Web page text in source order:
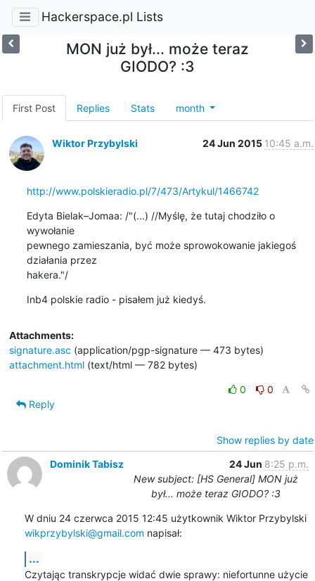
Hackerspace.pl Lists
MON już był... może teraz
GIODO? :3
First Post Replies Stats month
Wiktor Przybylski 24 Jun 2015 10:45 a.m.
http://www.polskieradio.pl/7/473/Artykul/1466742
Edyta Bielak–Jomaa: /"(...) //Myślę, że tutaj chodziło o
wywołanie
pewnego zamieszania, być może sprowokowanie jakiegoś
działania przez
hakera."/
Inb4 polskie radio - pisałem już kiedyś.
Attachments:
signature.asc (application/pgp-signature — 473 bytes)
attachment.html(text/html — 782 bytes)
0
0
Reply
Show replies by date
Dominik Tabisz
24 Jun 8:25 p.m.
New subject: [HS General] MON już
był... może teraz GIODO? :3
W dniu 24 czerwca 2015 12:45 użytkownik Wiktor Przybylski
wikprzybylski@gmail.com napisał:
...
Czytając transkrypcje widać dwie sprawy: niefortunne użycie